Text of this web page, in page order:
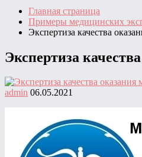
Главная страница
Примеры медицинских
Экспертиза качества
Экспертиза
admin 06.05.2021